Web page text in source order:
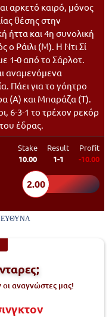
αρκετό καιρό, μόνος
θέσης στην
ήττα και 4η συνολική
ο Ράιλι (Μ). Η Ντι Σί
1-0 από το Σάρλοτ.
αναμενόμενα
Πάει για το γόητρο
(Α) και Μπαράζα (Τ).
6-3-1 το τρέχον ρεκόρ
έδρας.
Stake
10.00
Result
1-1
Profit
-10.00
2.00
αναγνώστες μας!